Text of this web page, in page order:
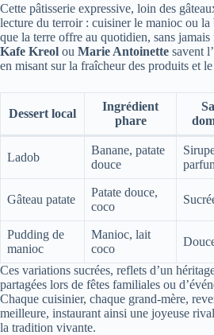
Cette pâtisserie expressive, loin des
lecture du terroir : cuisiner le manioc ou la
que la terre offre au quotidien, sans
Kafe Kreol ou Marie Antoinette savent
en misant sur la fraîcheur des produits et
Dessert local
Ingrédient
phare
Ladob
Banane, patate
douce
Gâteau patate
Patate douce,
coco
Pudding de
manioc
Manioc, lait
coco
Ces variations sucrées, reflets d’un
partagées lors de fêtes familiales ou
Chaque cuisinier, chaque grand-mère,
meilleure, instaurant ainsi une joyeuse
la tradition vivante.